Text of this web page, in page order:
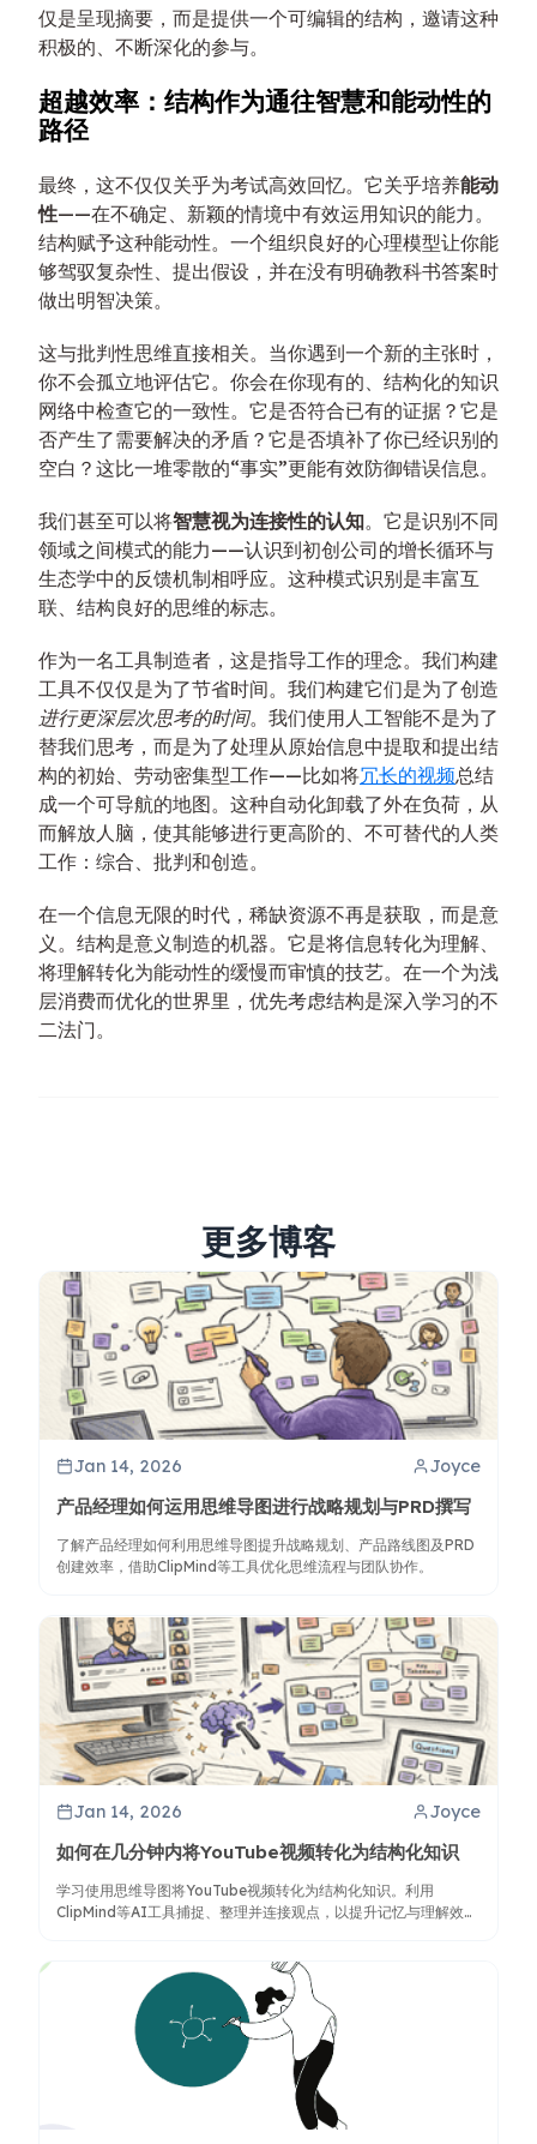
仅是呈现摘要，而是提供一个可编辑的结构，邀请这种
积极的、不断深化的参与。
超越效率：结构作为通往智慧和能动性的
路径
最终，这不仅仅关乎为考试高效回忆。它关乎培养能动
性——在不确定、新颖的情境中有效运用知识的能力。
结构赋予这种能动性。一个组织良好的心理模型让你能
够驾驭复杂性、提出假设，并在没有明确教科书答案时
做出明智决策。
这与批判性思维直接相关。当你遇到一个新的主张时，
你不会孤立地评估它。你会在你现有的、结构化的知识
网络中检查它的一致性。它是否符合已有的证据？它是
否产生了需要解决的矛盾？它是否填补了你已经识别的
空白？这比一堆零散的“事实”更能有效防御错误信息。
我们甚至可以将智慧视为连接性的认知。它是识别不同
领域之间模式的能力——认识到初创公司的增长循环与
生态学中的反馈机制相呼应。这种模式识别是丰富互
联、结构良好的思维的标志。
作为一名工具制造者，这是指导工作的理念。我们构建
工具不仅仅是为了节省时间。我们构建它们是为了创造
进行更深层次思考的时间。我们使用人工智能不是为了
替我们思考，而是为了处理从原始信息中提取和提出结
构的初始、劳动密集型工作——比如将冗长的视频总结
成一个可导航的地图。这种自动化卸载了外在负荷，从
而解放人脑，使其能够进行更高阶的、不可替代的人类
工作：综合、批判和创造。
在一个信息无限的时代，稀缺资源不再是获取，而是意
义。结构是意义制造的机器。它是将信息转化为理解、
将理解转化为能动性的缓慢而审慎的技艺。在一个为浅
层消费而优化的世界里，优先考虑结构是深入学习的不
二法门。
更多博客
Jan 14, 2026 Joyce
产品经理如何运用思维导图进行战略规划与PRD撰写
了解产品经理如何利用思维导图提升战略规划、产品路线图及PRD
创建效率，借助ClipMind等工具优化思维流程与团队协作。
Jan 14, 2026 Joyce
如何在几分钟内将YouTube视频转化为结构化知识
学习使用思维导图将YouTube视频转化为结构化知识。利用
ClipMind等AI工具捕捉、整理并连接观点，以提升记忆与理解效